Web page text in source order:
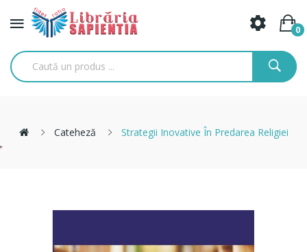
0
Cateheză Strategii Inovative În Predarea Religiei